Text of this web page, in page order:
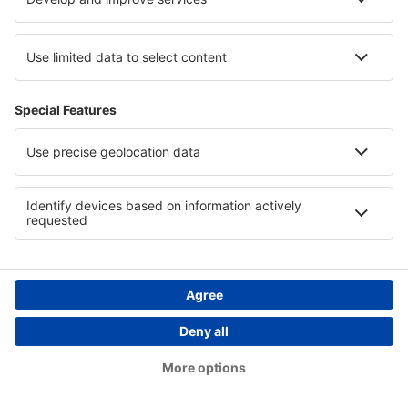
convenabil călătoriile
Bilete de avion
Cazare
Zbor+Hotel
Hoteluri